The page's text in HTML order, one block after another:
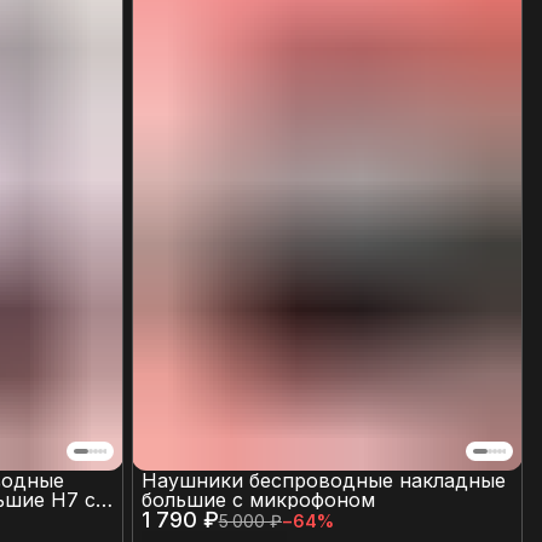
H7 с
и
1 790 ₽5 000 ₽−64%
Наушники беспроводные накладные
большие с микрофоном